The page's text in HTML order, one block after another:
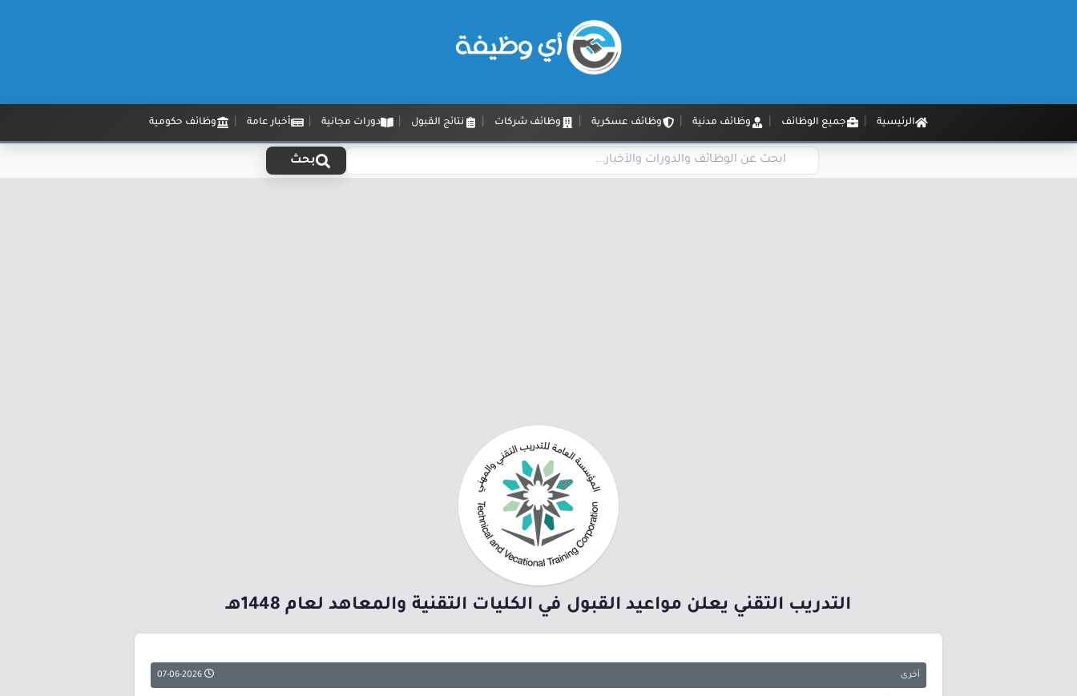
الرئيسية جميع الوظائف وظائف مدنية وظائف عسكرية وظائف شركات نتائج القبول دورات مجانية أخبار عامة وظائف حكومية
بحث
التدريب التقني يعلن مواعيد القبول في الكليات التقنية والمعاهد لعام 1448هـ
أخرى